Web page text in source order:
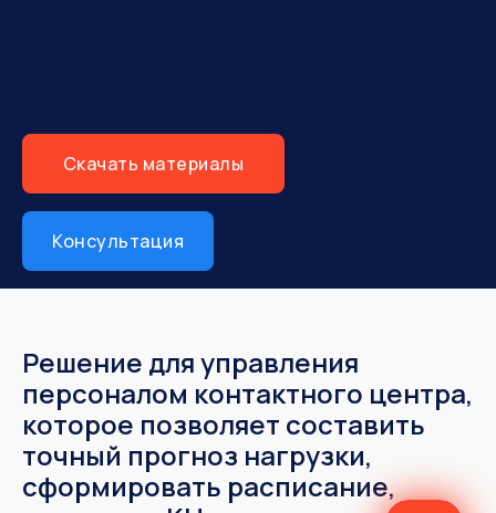
Консультация
Скачать материалы
Решение для управления
персоналом контактного центра,
которое позволяет составить
точный прогноз нагрузки,
сформировать расписание,